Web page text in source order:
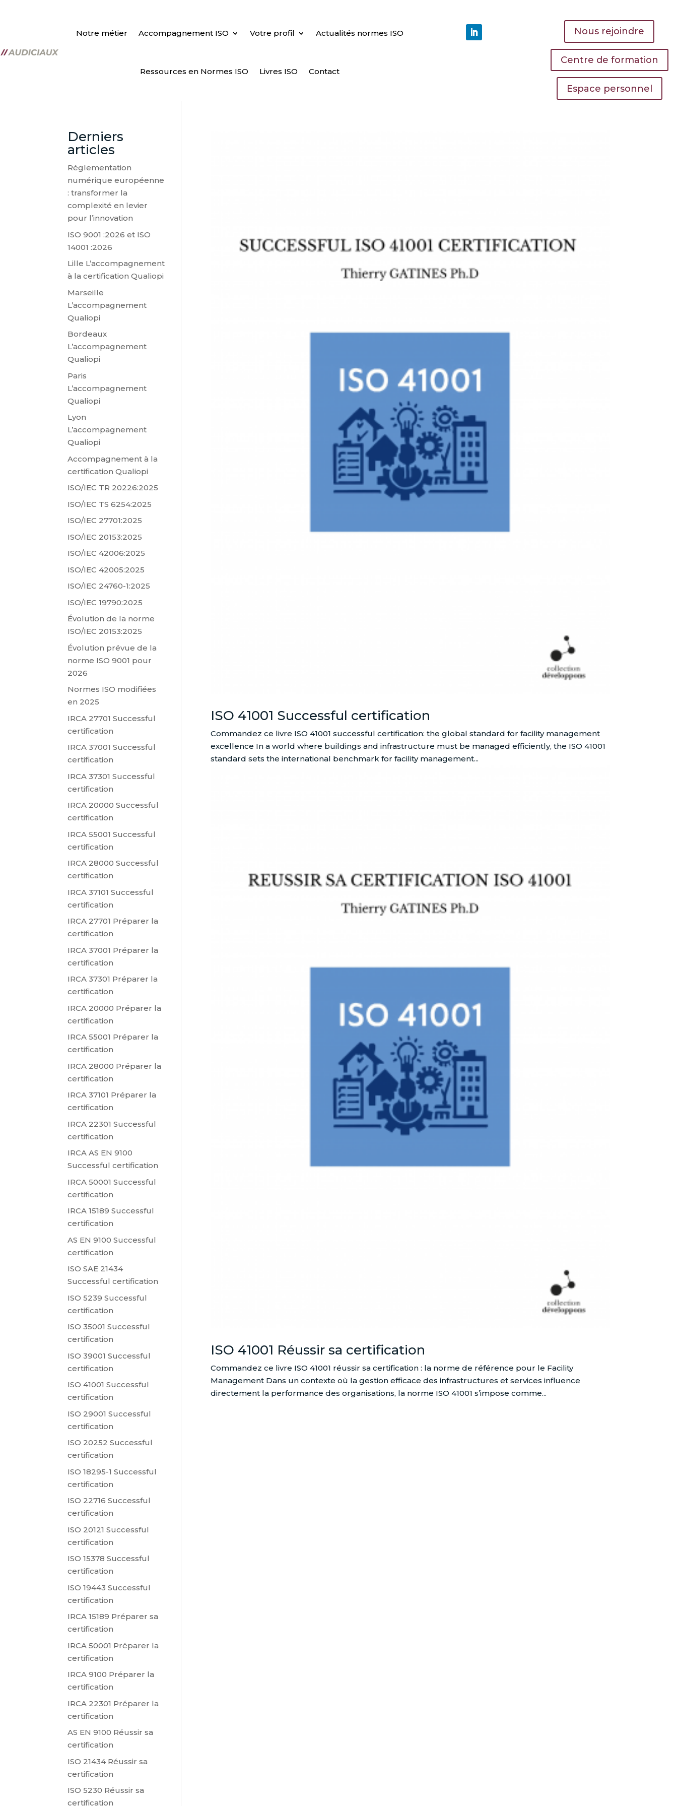
Notre métier Accompagnement ISO Votre profil Actualités normes ISO
Ressources en Normes ISO Livres ISO Contact
Nous rejoindre
Centre de formation
Espace personnel
ISO 41001 Successful certification
Commandez ce livre ISO 41001 successful certification: the global standard for facility management
excellence In a world where buildings and infrastructure must be managed efficiently, the ISO 41001
standard sets the international benchmark for facility management...
ISO 41001 Réussir sa certification
Commandez ce livre ISO 41001 réussir sa certification : la norme de référence pour le Facility
Management Dans un contexte où la gestion efficace des infrastructures et services influence
directement la performance des organisations, la norme ISO 41001 s’impose comme...
Derniers
articles
Réglementation
numérique européenne
: transformer la
complexité en levier
pour l’innovation
ISO 9001 :2026 et ISO
14001 :2026
Lille L’accompagnement
à la certification Qualiopi
Marseille
L’accompagnement
Qualiopi
Bordeaux
L’accompagnement
Qualiopi
Paris
L’accompagnement
Qualiopi
Lyon
L’accompagnement
Qualiopi
Accompagnement à la
certification Qualiopi
ISO/IEC TR 20226:2025
ISO/IEC TS 6254:2025
ISO/IEC 27701:2025
ISO/IEC 20153:2025
ISO/IEC 42006:2025
ISO/IEC 42005:2025
ISO/IEC 24760-1:2025
ISO/IEC 19790:2025
Évolution de la norme
ISO/IEC 20153:2025
Évolution prévue de la
norme ISO 9001 pour
2026
Normes ISO modifiées
en 2025
IRCA 27701 Successful
certification
IRCA 37001 Successful
certification
IRCA 37301 Successful
certification
IRCA 20000 Successful
certification
IRCA 55001 Successful
certification
IRCA 28000 Successful
certification
IRCA 37101 Successful
certification
IRCA 27701 Préparer la
certification
IRCA 37001 Préparer la
certification
IRCA 37301 Préparer la
certification
IRCA 20000 Préparer la
certification
IRCA 55001 Préparer la
certification
IRCA 28000 Préparer la
certification
IRCA 37101 Préparer la
certification
IRCA 22301 Successful
certification
IRCA AS EN 9100
Successful certification
IRCA 50001 Successful
certification
IRCA 15189 Successful
certification
AS EN 9100 Successful
certification
ISO SAE 21434
Successful certification
ISO 5239 Successful
certification
ISO 35001 Successful
certification
ISO 39001 Successful
certification
ISO 41001 Successful
certification
ISO 29001 Successful
certification
ISO 20252 Successful
certification
ISO 18295-1 Successful
certification
ISO 22716 Successful
certification
ISO 20121 Successful
certification
ISO 15378 Successful
certification
ISO 19443 Successful
certification
IRCA 15189 Préparer sa
certification
IRCA 50001 Préparer la
certification
IRCA 9100 Préparer la
certification
IRCA 22301 Préparer la
certification
AS EN 9100 Réussir sa
certification
ISO 21434 Réussir sa
certification
ISO 5230 Réussir sa
certification